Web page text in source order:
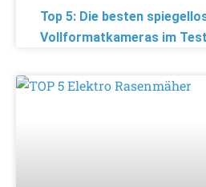
Top 5: Die besten
Vollformatkameras im